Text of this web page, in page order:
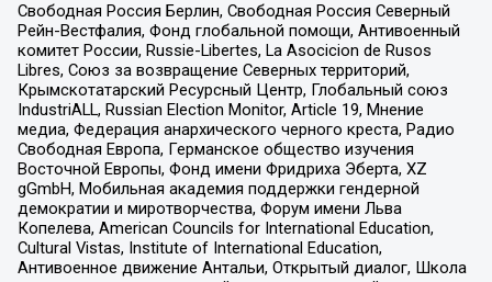
Свободная Россия Берлин, Свободная Россия Северный
Рейн-Вестфалия, Фонд глобальной помощи, Антивоенный
комитет России, Russie-Libertes, La Asocicion de Rusos
Libres, Союз за возвращение Северных территорий,
Крымскотатарский Ресурсный Центр, Глобальный союз
IndustriALL, Russian Election Monitor, Article 19, Мнение
медиа, Федерация анархического черного креста, Радио
Свободная Европа, Германское общество изучения
Восточной Европы, Фонд имени Фридриха Эберта, XZ
gGmbH, Мобильная академия поддержки гендерной
демократии и миротворчества, Форум имени Льва
Копелева, American Councils for International Education,
Cultural Vistas, Institute of International Education,
Антивоенное движение Антальи, Открытый диалог, Школа